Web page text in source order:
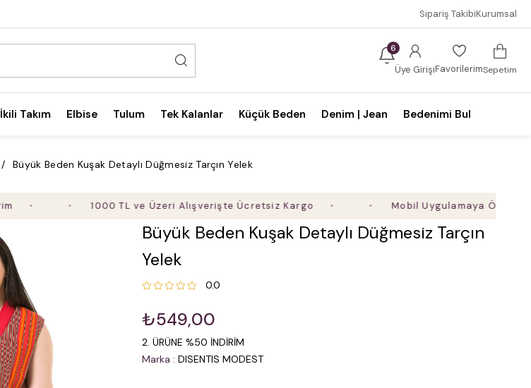
Sipariş TakibiKurumsal
6
Üye GirişiFavorilerimSepetim
İkili Takım Elbise Tulum Tek Kalanlar Küçük Beden Denim | Jean Bedenimi Bul
Büyük Beden Kuşak Detaylı Düğmesiz Tarçın Yelek
1000 TL ve Üzeri Alışverişte Ücretsiz Kargo Mobil Uygulamaya Özel Ek %5
Büyük Beden Kuşak Detaylı Düğmesiz Tarçın
Yelek
0.0
₺549,00
2. ÜRÜNE %50 İNDİRİM
Marka : DISENTIS MODEST